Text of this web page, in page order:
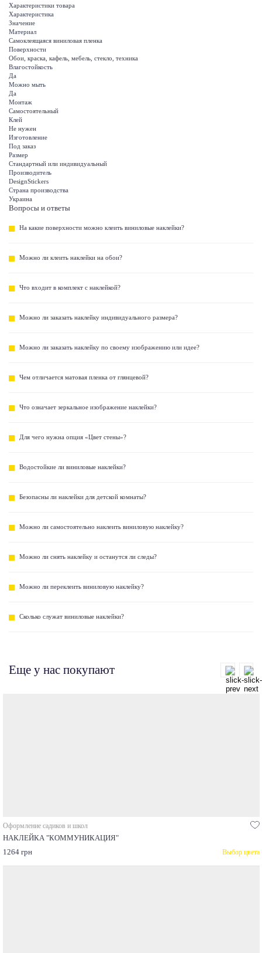
Характеристики товара
Характеристика
Значение
Материал
Самоклеящаяся виниловая пленка
Поверхности
Обои, краска, кафель, мебель, стекло, техника
Влагостойкость
Да
Можно мыть
Да
Монтаж
Самостоятельный
Клей
Не нужен
Изготовление
Под заказ
Размер
Стандартный или индивидуальный
Производитель
DesignStickers
Страна производства
Украина
Вопросы и ответы
На какие поверхности можно клеить виниловые наклейки?
Можно ли клеить наклейки на обои?
Что входит в комплект с наклейкой?
Можно ли заказать наклейку индивидуального размера?
Можно ли заказать наклейку по своему изображению или идее?
Чем отличается матовая пленка от глянцевой?
Что означает зеркальное изображение наклейки?
Для чего нужна опция «Цвет стены»?
Водостойкие ли виниловые наклейки?
Безопасны ли наклейки для детской комнаты?
Можно ли самостоятельно наклеить виниловую наклейку?
Можно ли снять наклейку и останутся ли следы?
Можно ли переклеить виниловую наклейку?
Сколько служат виниловые наклейки?
Еще у нас покупают
Оформление садиков и школ
НАКЛЕЙКА "КОММУНИКАЦИЯ"
1264 грн
Выбор цвета